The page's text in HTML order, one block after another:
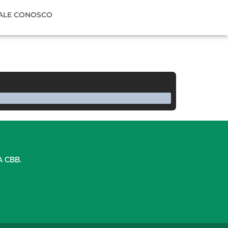
CONOSCO
CBB.